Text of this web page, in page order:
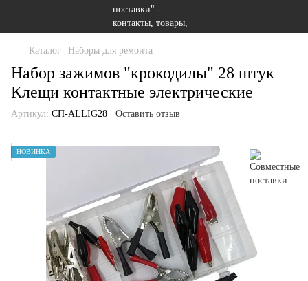
Каталог Наборы для ремонта
Набор зажимов "крокодилы" 28 штук
Клещи контактные электрические
Артикул: СП-ALLIG28 Оставить отзыв
НОВИНКА